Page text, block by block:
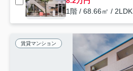
1階 / 68.66㎡ / 2LDK
賃貸マンション